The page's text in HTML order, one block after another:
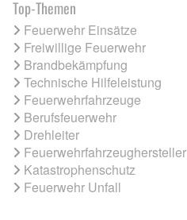
Top-Themen
Feuerwehr Einsätze
Freiwillige Feuerwehr
Brandbekämpfung
Technische Hilfeleistung
Feuerwehrfahrzeuge
Berufsfeuerwehr
Drehleiter
Feuerwehrfahrzeughersteller
Katastrophenschutz
Feuerwehr Unfall